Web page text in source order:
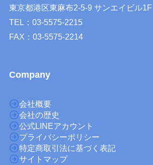
東京都港区東麻布2-5-9 サンエイビル1F
TEL：03-5575-2215
FAX：03-5575-2214
Company
会社概要
会社の歴史
公式LINEアカウント
プライバシーポリシー
特定商取引法に基づく表記
サイトマップ